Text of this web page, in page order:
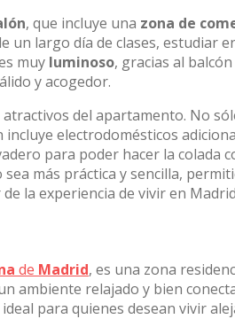
, que incluye una zona de
un largo día de clases, estudiar
muy luminoso, gracias al
y acogedor.
del apartamento. No
electrodomésticos
para poder hacer la colada
más práctica y sencilla,
la experiencia de vivir en
de Madrid, es una zona
ambiente relajado y bien
para quienes desean vivir